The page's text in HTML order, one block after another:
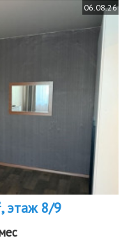
06.08.26
этаж 8/9